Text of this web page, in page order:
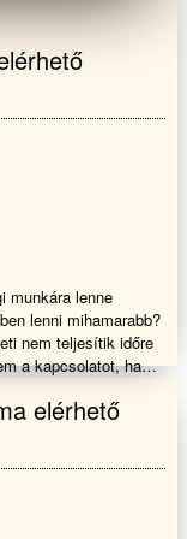
,rèszleges
kicsi vagy nagy
Az
vakolás,
javítása
munkára lenne
lenni mihamarabb?
nem teljesítik időre
a kapcsolatot, ha
lakásfelújításra van